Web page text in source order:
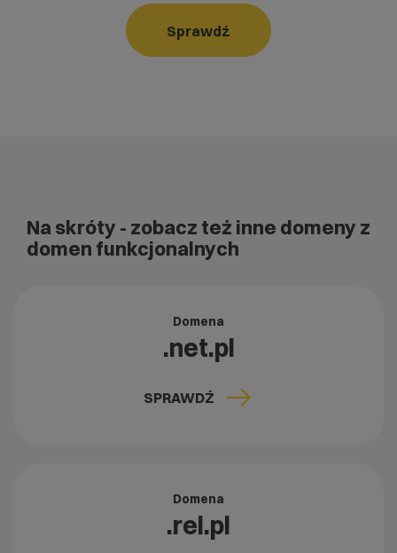
Sprawdź
Na skróty - zobacz też inne domeny z
domen funkcjonalnych
Domena
.net.pl
SPRAWDŹ
Domena
.rel.pl